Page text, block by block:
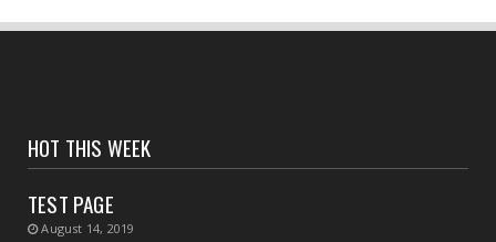
হলদিয়া পুরসভার ওয়ার্ড পুনর্বিন্যাসের পরামর্শ মুখ্যমন্ত্রীর,
সংবাদপত্রের ধার্যকৃত সোনা ও রূপার গহনা দর:
August 07, 2026
HOT THIS WEEK
TEST PAGE
August 14, 2019